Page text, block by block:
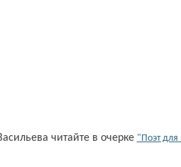
читайте в очерке "Поэт для